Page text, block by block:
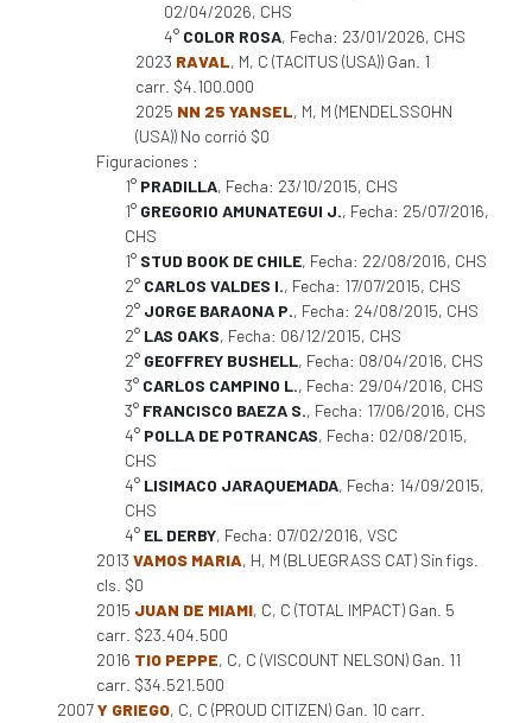
02/04/2026, CHS
4° COLOR ROSA, Fecha: 23/01/2026, CHS
2023 RAVAL, M, C (TACITUS (USA)) Gan. 1
carr. $4.100.000
2025 NN 25 YANSEL, M, M (MENDELSSOHN
(USA)) No corrió $0
Figuraciones :
1° PRADILLA, Fecha: 23/10/2015, CHS
1° GREGORIO AMUNATEGUI J., Fecha: 25/07/2016,
CHS
1° STUD BOOK DE CHILE, Fecha: 22/08/2016, CHS
2° CARLOS VALDES I., Fecha: 17/07/2015, CHS
2° JORGE BARAONA P., Fecha: 24/08/2015, CHS
2° LAS OAKS, Fecha: 06/12/2015, CHS
2° GEOFFREY BUSHELL, Fecha: 08/04/2016, CHS
3° CARLOS CAMPINO L., Fecha: 29/04/2016, CHS
3° FRANCISCO BAEZA S., Fecha: 17/06/2016, CHS
4° POLLA DE POTRANCAS, Fecha: 02/08/2015,
CHS
4° LISIMACO JARAQUEMADA, Fecha: 14/09/2015,
CHS
4° EL DERBY, Fecha: 07/02/2016, VSC
2013 VAMOS MARIA, H, M (BLUEGRASS CAT) Sin figs.
cls. $0
2015 JUAN DE MIAMI, C, C (TOTAL IMPACT) Gan. 5
carr. $23.404.500
2016 TIO PEPPE, C, C (VISCOUNT NELSON) Gan. 11
carr. $34.521.500
2007Y GRIEGO, C, C (PROUD CITIZEN) Gan. 10 carr.